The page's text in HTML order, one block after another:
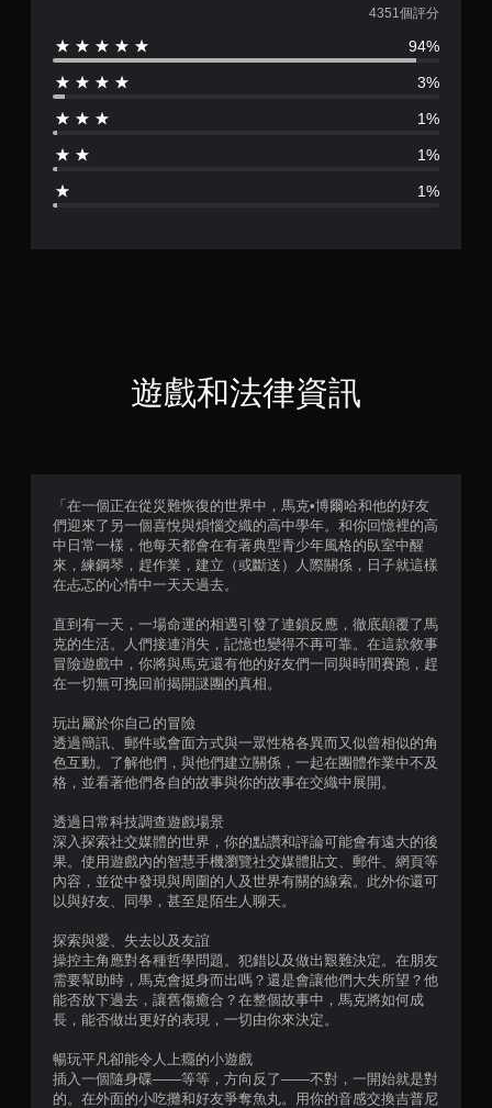
均
評
分
8
分
5
星
）
共
3
5
則
評
4351個評分
94%
3%
1%
1%
1%
遊戲和法律資訊
「在一個正在從災難恢復的世界中，馬克•博爾哈和他的好友
們迎來了另一個喜悅與煩惱交織的高中學年。和你回憶裡的高
中日常一樣，他每天都會在有著典型青少年風格的臥室中醒
來，練鋼琴，趕作業，建立（或斷送）人際關係，日子就這樣
在忐忑的心情中一天天過去。
直到有一天，一場命運的相遇引發了連鎖反應，徹底顛覆了馬
克的生活。人們接連消失，記憶也變得不再可靠。在這款敘事
冒險遊戲中，你將與馬克還有他的好友們一同與時間賽跑，趕
在一切無可挽回前揭開謎團的真相。
玩出屬於你自己的冒險
透過簡訊、郵件或會面方式與一眾性格各異而又似曾相似的角
色互動。了解他們，與他們建立關係，一起在團體作業中不及
格，並看著他們各自的故事與你的故事在交織中展開。
透過日常科技調查遊戲場景
深入探索社交媒體的世界，你的點讚和評論可能會有遠大的後
果。使用遊戲內的智慧手機瀏覽社交媒體貼文、郵件、網頁等
內容，並從中發現與周圍的人及世界有關的線索。此外你還可
以與好友、同學，甚至是陌生人聊天。
探索與愛、失去以及友誼
操控主角應對各種哲學問題。犯錯以及做出艱難決定。在朋友
需要幫助時，馬克會挺身而出嗎？還是會讓他們大失所望？他
能否放下過去，讓舊傷癒合？在整個故事中，馬克將如何成
長，能否做出更好的表現，一切由你來決定。
暢玩平凡卻能令人上癮的小遊戲
插入一個隨身碟——等等，方向反了——不對，一開始就是對
的。在外面的小吃攤和好友爭奪魚丸。用你的音感交換吉普尼